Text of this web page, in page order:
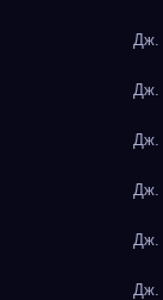
Дж.
Дж.
Дж.
Дж.
Дж.
Дж.